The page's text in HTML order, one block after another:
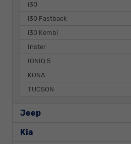
i30
i30 Fastback
i30 Kombi
Inster
IONIQ 5
KONA
TUCSON
Jeep
Kia